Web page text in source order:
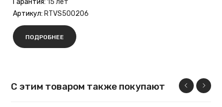
Артикул: RTVS500206
ПОДРОБНЕЕ
С этим товаром также покупают